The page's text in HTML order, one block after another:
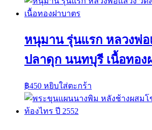
หนุมาน รุ่นแรก หลวงพ่อ
ปลาดุก นนทบุรี เนื้อทอง
฿450 หยิบใส่ตะกร้า